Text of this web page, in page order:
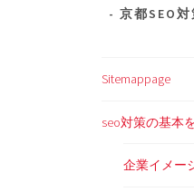
京都SEO
Sitemappage
seo対策の基本
企業イメー